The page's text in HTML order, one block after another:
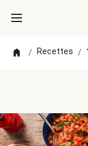
/ Recettes /